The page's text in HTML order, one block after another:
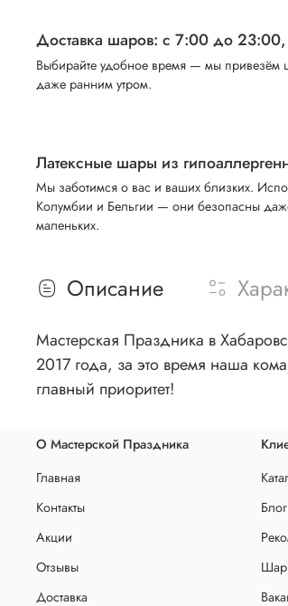
Доставка шаров: с 7:00 до 23:00,
Выбирайте удобное время — мы привезём
даже ранним утром.
Латексные шары из
Мы заботимся о вас и ваших близких.
Колумбии и Бельгии — они безопасны
маленьких.
Описание
Мастерская Праздника в
2017 года, за это время наша
главный приоритет!
О Мастерской Праздника
Главная
Контакты
Акции
Отзывы
Доставка
Блог